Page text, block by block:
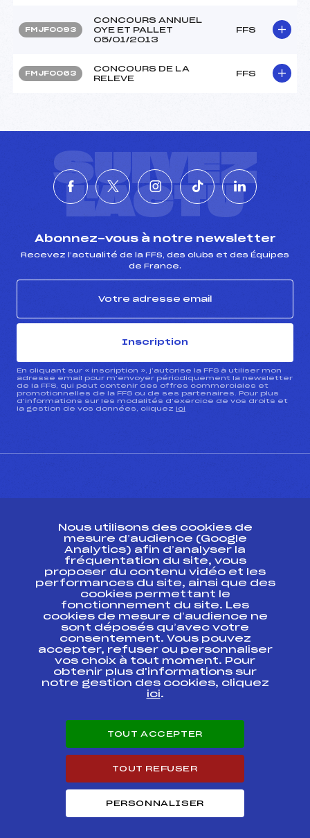
FMJF0093
CONCOURS ANNUEL
OYE ET PALLET
05/01/2013
FFS
FMJF0063
CONCOURS DE LA
RELEVE
FFS
SUIVEZ
L'ACTU
Abonnez-vous à notre newsletter
Recevez l’actualité de la FFS, des clubs et des Équipes
de France.
Inscription
En cliquant sur « inscription », j’autorise la FFS à utiliser mon
adresse email pour m’envoyer périodiquement la newsletter
de la FFS, qui peut contenir des offres commerciales et
promotionnelles de la FFS ou de ses partenaires. Pour plus
d’informations sur les modalités d’exercice de vos droits et
la gestion de vos données, cliquez ici
ESPACE PRESSE
Ressources
Pass’Neige
Projet sportif fédéral
Projet de performance fédéral
Antidopage
Pôle Développement, Formation, Suivi
Scientifique
Listes ministérielles
Pôle vie de l’athlète
Carrières
Nous utilisons des cookies de
mesure d’audience (Google
Analytics) afin d’analyser la
fréquentation du site, vous
proposer du contenu vidéo et les
performances du site, ainsi que des
cookies permettant le
fonctionnement du site. Les
cookies de mesure d’audience ne
sont déposés qu’avec votre
consentement. Vous pouvez
accepter, refuser ou personnaliser
vos choix à tout moment. Pour
obtenir plus d'informations sur
notre gestion des cookies, cliquez
ici.
TOUT ACCEPTER
TOUT REFUSER
PERSONNALISER